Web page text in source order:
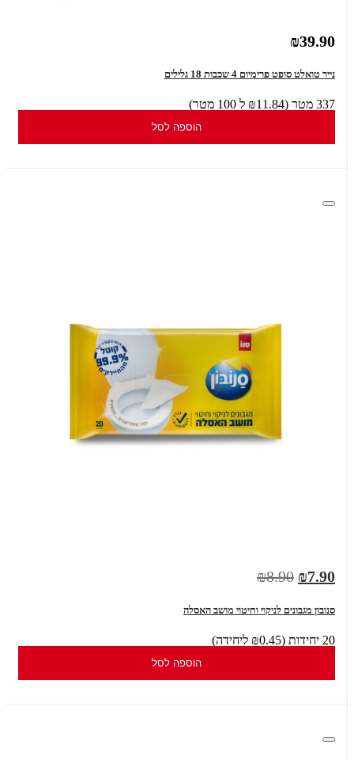
₪39.90
נייר טואלט סופט פרימיום 4 שכבות 18 גלילים
337 מטר (₪11.84 ל 100 מטר)
הוספה לסל
₪7.90
₪8.90
סנובון מגבונים לניקוי וחיטוי מושב האסלה
20 יחידות (₪0.45 ליחידה)
הוספה לסל